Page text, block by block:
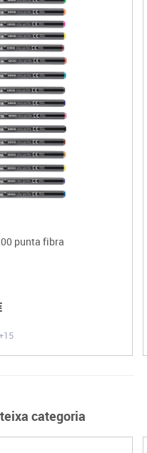
punta fibra
categoria